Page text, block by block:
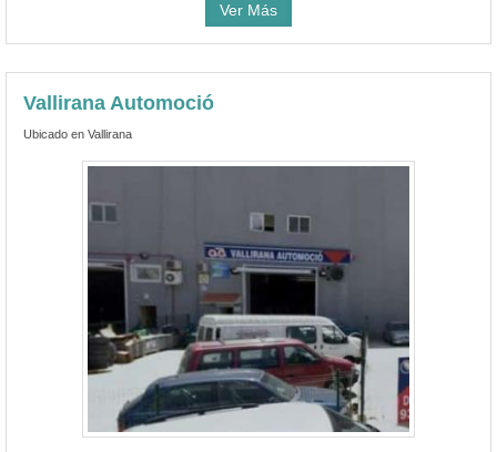
Ver Más
Vallirana Automoció
Ubicado en Vallirana